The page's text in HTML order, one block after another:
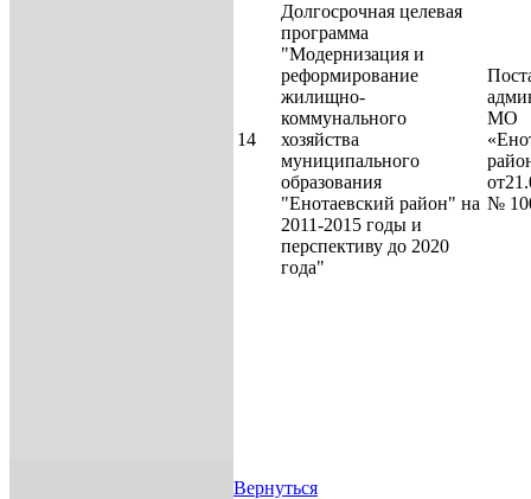
14
Долгосрочная целевая
программа
"Модернизация и
реформирование
жилищно-
коммунального
хозяйства
муниципального
образования
"Енотаевский район" на
2011-2015 годы и
перспективу до 2020
года"
МО
№
Вернуться